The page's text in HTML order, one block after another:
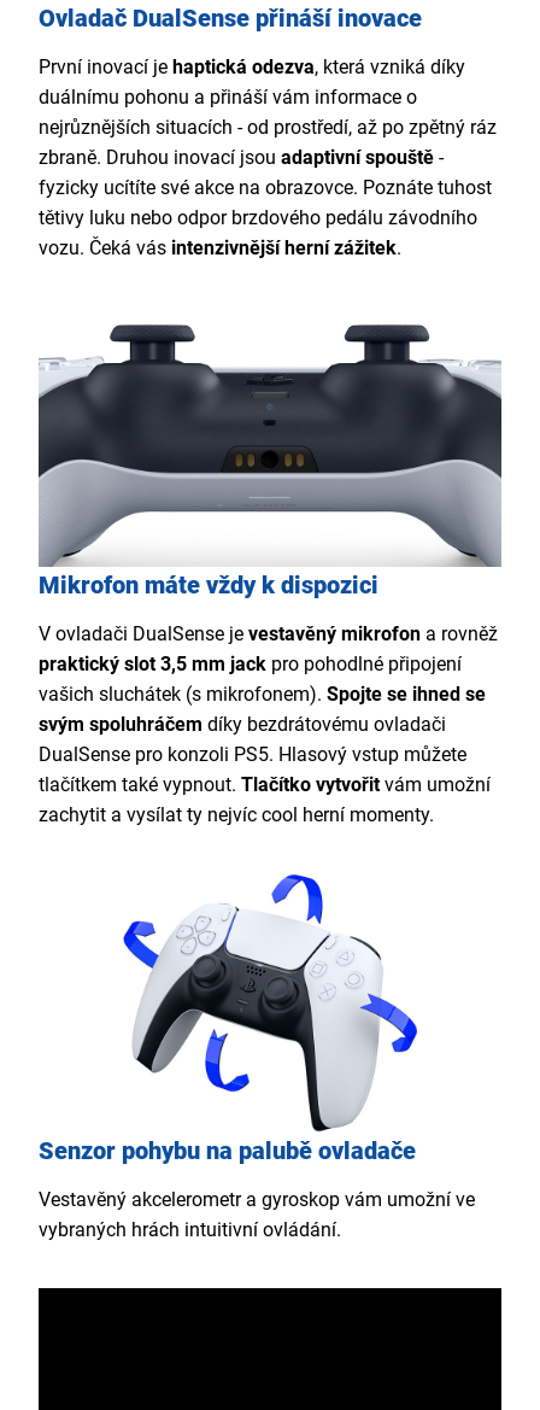
Ovladač DualSense přináší inovace
První inovací je haptická odezva, která vzniká díky
duálnímu pohonu a přináší vám informace o
nejrůznějších situacích - od prostředí, až po zpětný ráz
zbraně. Druhou inovací jsou adaptivní spouště -
fyzicky ucítíte své akce na obrazovce. Poznáte tuhost
tětivy luku nebo odpor brzdového pedálu závodního
vozu. Čeká vás intenzivnější herní zážitek.
Mikrofon máte vždy k dispozici
V ovladači DualSense je vestavěný mikrofon a rovněž
praktický slot 3,5 mm jack pro pohodlné připojení
vašich sluchátek (s mikrofonem). Spojte se ihned se
svým spoluhráčem díky bezdrátovému ovladači
DualSense pro konzoli PS5. Hlasový vstup můžete
tlačítkem také vypnout. Tlačítko vytvořitvám umožní
zachytit a vysílat ty nejvíc cool herní momenty.
Senzor pohybu na palubě ovladače
Vestavěný akcelerometr a gyroskop vám umožní ve
vybraných hrách intuitivní ovládání.